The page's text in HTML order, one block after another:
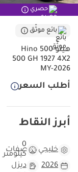
حصري
بائع موثّق
هينو 500 Hino
500 GH 1927 4X2
MY-2026
أطلب السعر
أبرز النقاط
خليجي مواصفات
0
كيلومتر
2026
ديزل